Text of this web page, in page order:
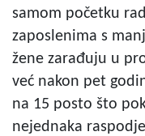
samom početku
zaposlenima s
žene zarađuju u
već nakon pet
na 15 posto što
nejednaka